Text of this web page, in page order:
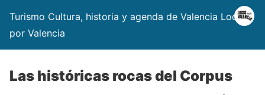
Turismo Cultura, historia y agenda de Valencia Locos
por Valencia
Las históricas rocas del Corpus